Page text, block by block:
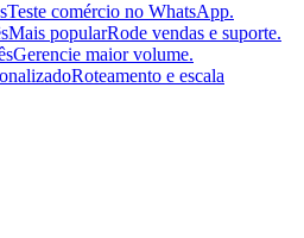
Teste comércio no WhatsApp.
Mais popularRode vendas e suporte.
Gerencie maior volume.
Roteamento e escala